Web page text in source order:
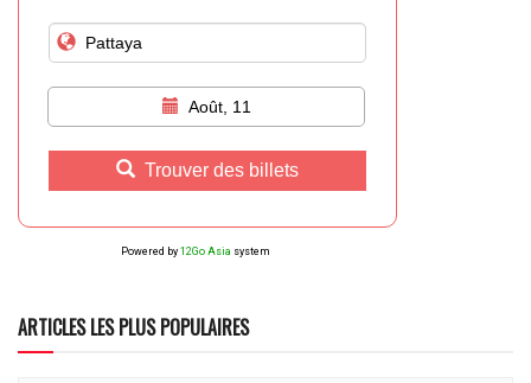
Août, 11
Trouver des billets
Powered by 12Go Asia system
ARTICLES LES PLUS POPULAIRES